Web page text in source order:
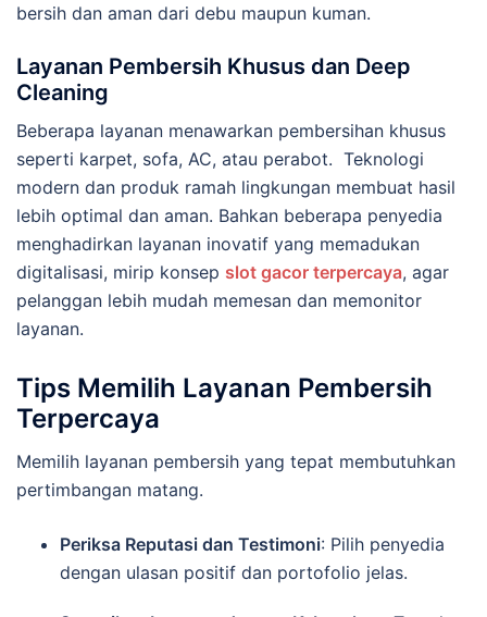
bersih dan aman dari debu maupun kuman.
Layanan Pembersih Khusus dan Deep
Cleaning
Beberapa layanan menawarkan pembersihan khusus
seperti karpet, sofa, AC, atau perabot. Teknologi
modern dan produk ramah lingkungan membuat hasil
lebih optimal dan aman. Bahkan beberapa penyedia
menghadirkan layanan inovatif yang memadukan
digitalisasi, mirip konsep slot gacor terpercaya, agar
pelanggan lebih mudah memesan dan memonitor
layanan.
Tips Memilih Layanan Pembersih
Terpercaya
Memilih layanan pembersih yang tepat membutuhkan
pertimbangan matang.
Periksa Reputasi dan Testimoni: Pilih penyedia
dengan ulasan positif dan portofolio jelas.